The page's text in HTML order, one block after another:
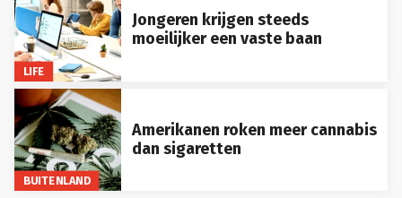
LIFE
Jongeren krijgen steeds
moeilijker een vaste baan
BUITENLAND
Amerikanen roken meer cannabis
dan sigaretten